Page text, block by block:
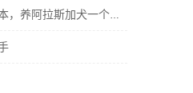
拉斯加犬一个月要多少钱？